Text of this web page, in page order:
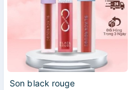
Son black rouge